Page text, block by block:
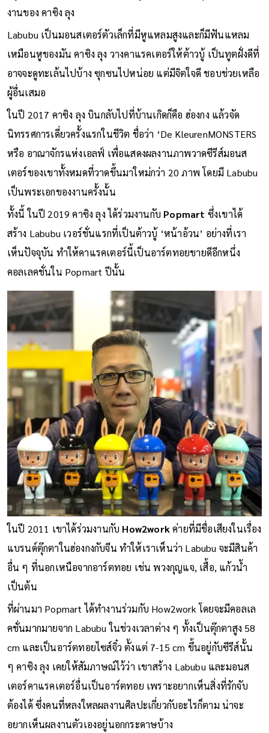
งานของ คาซิง ลุง
Labubu เป็นมอนสเตอร์ตัวเล็กที่มีหูแหลมสูงและก็มีฟันแหลม
เหมือนหูของมัน คาซิง ลุง วางคาแรคเตอร์ให้ต้าวบู้ เป็นทูตฝั่งดีที่
อาจจะดูทะเล้นไปบ้าง ซุกซนไปหน่อย แต่มีจิตใจดี ชอบช่วยเหลือ
ผู้อื่นเสมอ
ในปี 2017 คาซิง ลุง บินกลับไปที่บ้านเกิดก็คือ ฮ่องกง แล้วจัด
นิทรรศการเดี่ยวครั้งแรกในชีวิต ชื่อว่า ‘De KleurenMONSTERS
หรือ อาณาจักรแห่งเอลฟ์ เพื่อแสดงผลงานภาพวาดซีรีส์มอนส
เตอร์ของเขาทั้งหมดที่วาดขึ้นมาใหม่กว่า 20 ภาพ โดยมี Labubu
เป็นพระเอกของงานครั้งนั้น
ทั้งนี้ ในปี 2019 คาซิง ลุง ได้ร่วมงานกับ Popmart ซึ่งเขาได้
สร้าง Labubu เวอร์ชั่นแรกที่เป็นต้าวบู้ ‘หน้าอ้วน’ อย่างที่เรา
เห็นปัจจุบัน ทำให้คาแรคเตอร์นี้เป็นอาร์ตทอยขายดีอีกหนึ่ง
คอลเลคชั่นใน Popmart ปีนั้น
ในปี 2011 เขาได้ร่วมงานกับ How2workค่ายที่มีชื่อเสียงในเรื่อง
แบรนด์ตุ๊กตาในฮ่องกงกับจีน ทำให้เราเห็นว่า Labubu จะมีสินค้า
อื่น ๆ ที่นอกเหนือจากอาร์ตทอย เช่น พวงกุญแจ, เสื้อ, แก้วน้ำ
เป็นต้น
ที่ผ่านมา Popmart ได้ทำงานร่วมกับ How2work โดยจะมีคอลเล
คชั่นมากมายจาก Labubu ในช่วงเวลาต่าง ๆ ทั้งเป็นตุ๊กตาสูง 58
cm และเป็นอาร์ตทอยไซส์จิ๋ว ตั้งแต่ 7-15 cm ขึ้นอยู่กับซีรีส์นั้น
ๆ คาซิง ลุง เคยให้สัมภาษณ์ไว้ว่า เขาสร้าง Labubu และมอนส
เตอร์คาแรคเตอร์อื่นเป็นอาร์ตทอย เพราะอยากเห็นสิ่งที่รักจับ
ต้องได้ ซึ่งคนที่หลงใหลผลงานศิลปะเกี่ยวกับอะไรก็ตาม น่าจะ
อยากเห็นผลงานตัวเองอยู่นอกกระดาษบ้าง